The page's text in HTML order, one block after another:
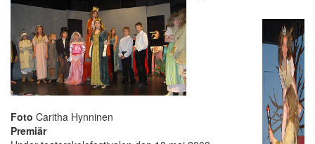
Foto Caritha Hynninen
Premiär